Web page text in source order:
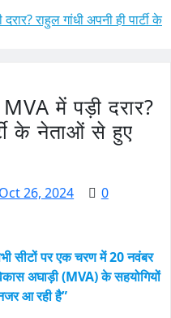
राहुल गांधी अपनी ही पार्टी के
में पड़ी दरार?
के नेताओं से हुए
Oct 26, 2024 0
सीटों पर एक चरण में 20 नवंबर
अघाड़ी (MVA) के सहयोगियों
आ रही है”